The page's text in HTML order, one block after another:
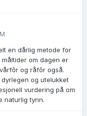
en dårlig metode for
om dagen er
og råfôr også.
og utelukket
vurdering på om
naturlig tynn.